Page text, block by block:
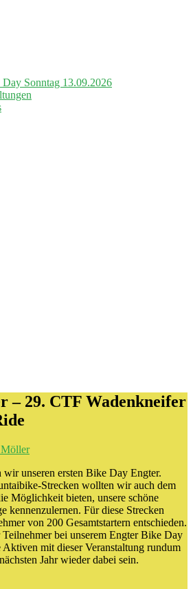
Sonntag 13.09.2026
– 29. CTF Wadenkneifer
wir unseren ersten Bike Day Engter.
Strecken wollten wir auch dem
Möglichkeit bieten, unsere schöne
kennenzulernen. Für diese Strecken
von 200 Gesamtstartern entschieden.
bei unserem Engter Bike Day
mit dieser Veranstaltung rundum
Jahr wieder dabei sein.